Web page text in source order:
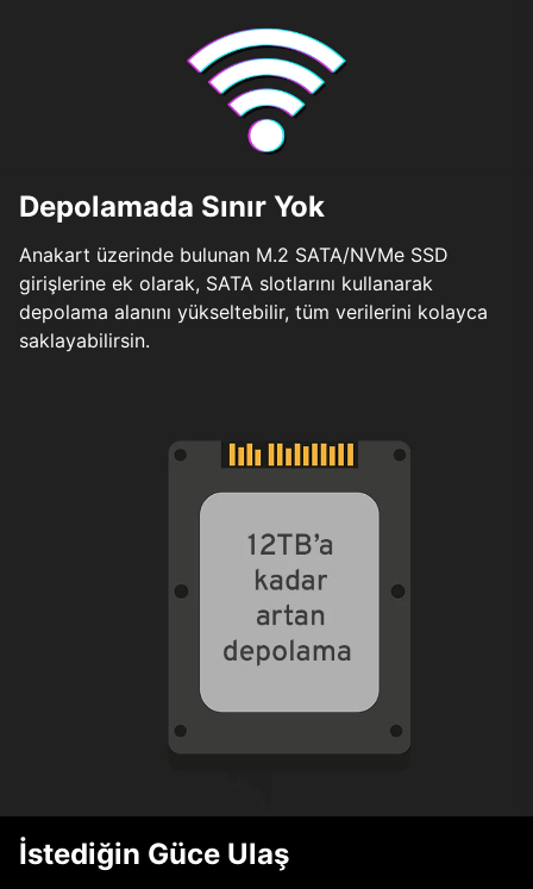
Depolamada Sınır Yok
Anakart üzerinde bulunan M.2 SATA/NVMe SSD
girişlerine ek olarak, SATA slotlarını kullanarak
depolama alanını yükseltebilir, tüm verilerini kolayca
saklayabilirsin.
İstediğin Güce Ulaş